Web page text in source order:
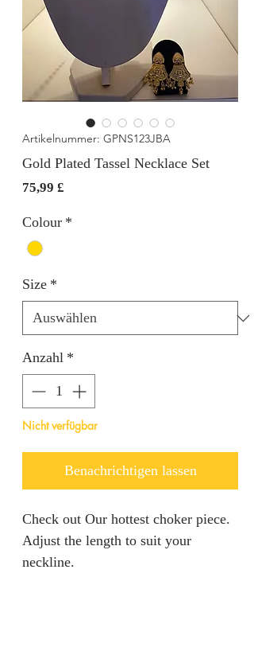
Artikelnummer: GPNS123JBA
Gold Plated Tassel Necklace Set
75,99 £
Colour *
Size *
Anzahl *
Nicht verfügbar
Benachrichtigen lassen
Check out Our hottest choker piece.
Adjust the length to suit your
neckline.